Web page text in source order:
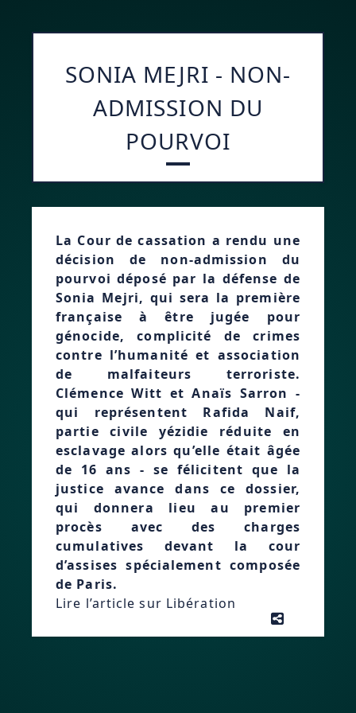
SONIA MEJRI - NON-
ADMISSION DU
POURVOI
La Cour de cassation a rendu une
décision de non-admission du
pourvoi déposé par la défense de
Sonia Mejri, qui sera la première
française à être jugée pour
génocide, complicité de crimes
contre l’humanité et association
de malfaiteurs terroriste.
Clémence Witt et Anaïs Sarron -
qui représentent Rafida Naif,
partie civile yézidie réduite en
esclavage alors qu’elle était âgée
de 16 ans - se félicitent que la
justice avance dans ce dossier,
qui donnera lieu au premier
procès avec des charges
cumulatives devant la cour
d’assises spécialement composée
de Paris.
Lire l’article sur Libération